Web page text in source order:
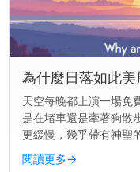
為什麼日落如此
天空每晚都上演一場免
是在堵車還是牽著狗散
更緩慢，幾乎帶有神聖
——為什麼它們似乎能
解： 日落之所以美...
閱讀更多→